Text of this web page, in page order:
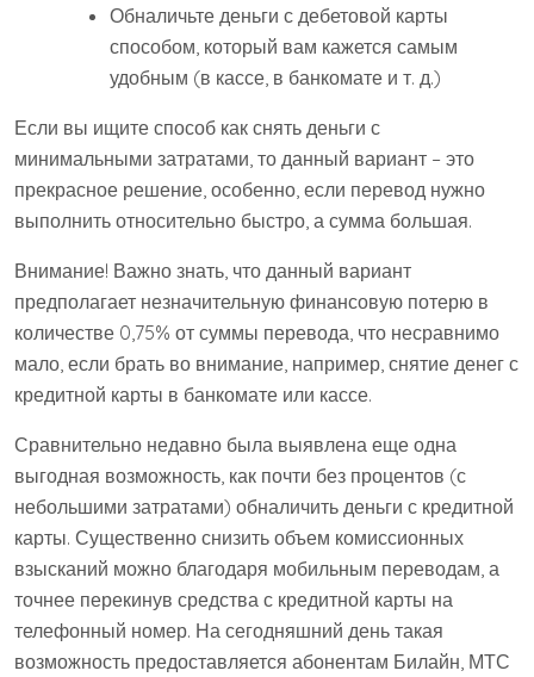
Обналичьте деньги с дебетовой карты
способом, который вам кажется самым
удобным (в кассе, в банкомате и т. д.)
Если вы ищите способ как снять деньги с
минимальными затратами, то данный вариант – это
прекрасное решение, особенно, если перевод нужно
выполнить относительно быстро, а сумма большая.
Внимание! Важно знать, что данный вариант
предполагает незначительную финансовую потерю в
количестве 0,75% от суммы перевода, что несравнимо
мало, если брать во внимание, например, снятие денег с
кредитной карты в банкомате или кассе.
Сравнительно недавно была выявлена еще одна
выгодная возможность, как почти без процентов (с
небольшими затратами) обналичить деньги с кредитной
карты. Существенно снизить объем комиссионных
взысканий можно благодаря мобильным переводам, а
точнее перекинув средства с кредитной карты на
телефонный номер. На сегодняшний день такая
возможность предоставляется абонентам Билайн, МТС